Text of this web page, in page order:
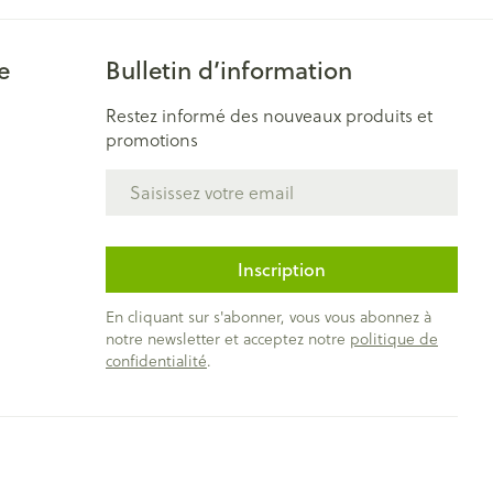
Bulletin d’information
Restez informé des nouveaux produits et
promotions
Inscription
En cliquant sur s'abonner, vous vous abonnez à
notre newsletter et acceptez notre politique de
confidentialité.